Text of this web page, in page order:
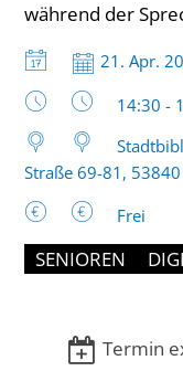
während der
Datum:
21. Apr.
Uhrzeit:
14:30 -
Straße 69-81,
Frei
SENIOREN
Termin